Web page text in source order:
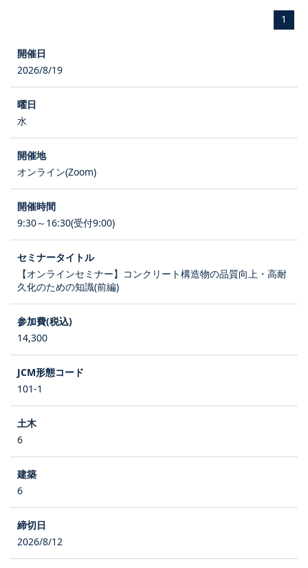
1
2026/8/19
水
オンライン(Zoom)
9:30～16:30(受付9:00)
【オンラインセミナー】コンクリート構造物の品質向上・高耐
久化のための知識(前編)
14,300
101-1
6
6
2026/8/12